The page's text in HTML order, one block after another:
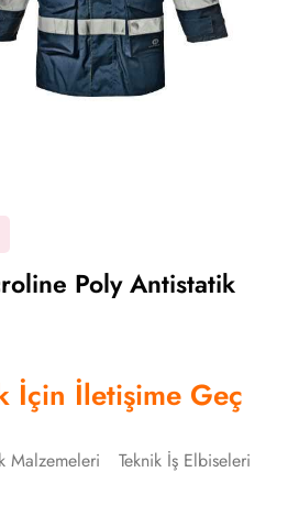
Poly Antistatik
İçin İletişime Geç
Malzemeleri Teknik İş Elbiseleri